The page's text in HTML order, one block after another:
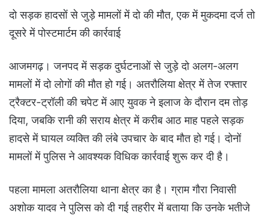
दो सड़क हादसों से जुड़े मामलों में दो की मौत, एक में मुकदमा दर्ज तो
दूसरे में पोस्टमार्टम की कार्रवाई
आजमगढ़। जनपद में सड़क दुर्घटनाओं से जुड़े दो अलग-अलग
मामलों में दो लोगों की मौत हो गई। अतरौलिया क्षेत्र में तेज रफ्तार
ट्रैक्टर-ट्रॉली की चपेट में आए युवक ने इलाज के दौरान दम तोड़
दिया, जबकि रानी की सराय क्षेत्र में करीब आठ माह पहले सड़क
हादसे में घायल व्यक्ति की लंबे उपचार के बाद मौत हो गई। दोनों
मामलों में पुलिस ने आवश्यक विधिक कार्रवाई शुरू कर दी है।
पहला मामला अतरौलिया थाना क्षेत्र का है। ग्राम गौरा निवासी
अशोक यादव ने पुलिस को दी गई तहरीर में बताया कि उनके भतीजे